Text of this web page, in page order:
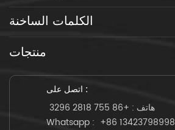
الكلمات الساخنة
منتجات
اتصل على :
هاتف : +86 755 2818 3296
Whatsapp : +86 13423798998